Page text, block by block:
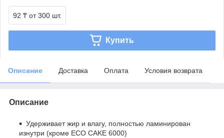
92 ₸ от 300 шт.
Купить
Описание Доставка Оплата Условия возврата
Описание
Удерживает жир и влагу, полностью ламинирован
изнутри (кроме ECO CAKE 6000)